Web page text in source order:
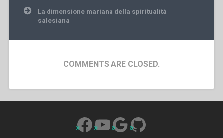
La dimensione mariana della spiritualità
salesiana
COMMENTS ARE CLOSED.
Facebook
YouTube
Google
GitHub